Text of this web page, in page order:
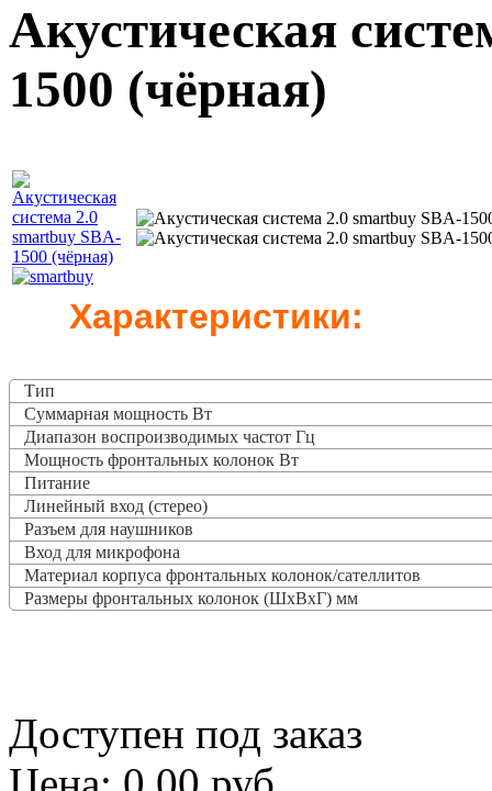
Акустическая
1500 (чёрная)
Характеристики:
Тип
Суммарная мощность Вт
Диапазон воспроизводимых частот Гц
Мощность фронтальных колонок Вт
Питание
Линейный вход (стерео)
Разъем для наушников
Вход для микрофона
Материал корпуса фронтальных колонок/сателлитов
Размеры фронтальных колонок (ШxВxГ) мм
Доступен под заказ